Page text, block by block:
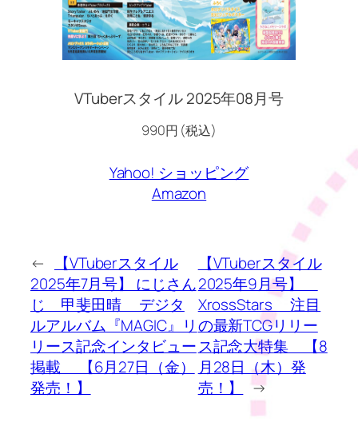
VTuberスタイル 2025年08月号
990円 (税込)
Yahoo! ショッピング
Amazon
←
【VTuberスタイル
2025年7月号】 にじさん
じ 甲斐田晴 デジタ
ルアルバム『MAGIC』リ
リース記念インタビュー
掲載 【6月27日（金）
発売！】
【VTuberスタイル
2025年9月号】
XrossStars 注目
の最新TCGリリー
ス記念大特集 【8
月28日（木）発
売！】
→